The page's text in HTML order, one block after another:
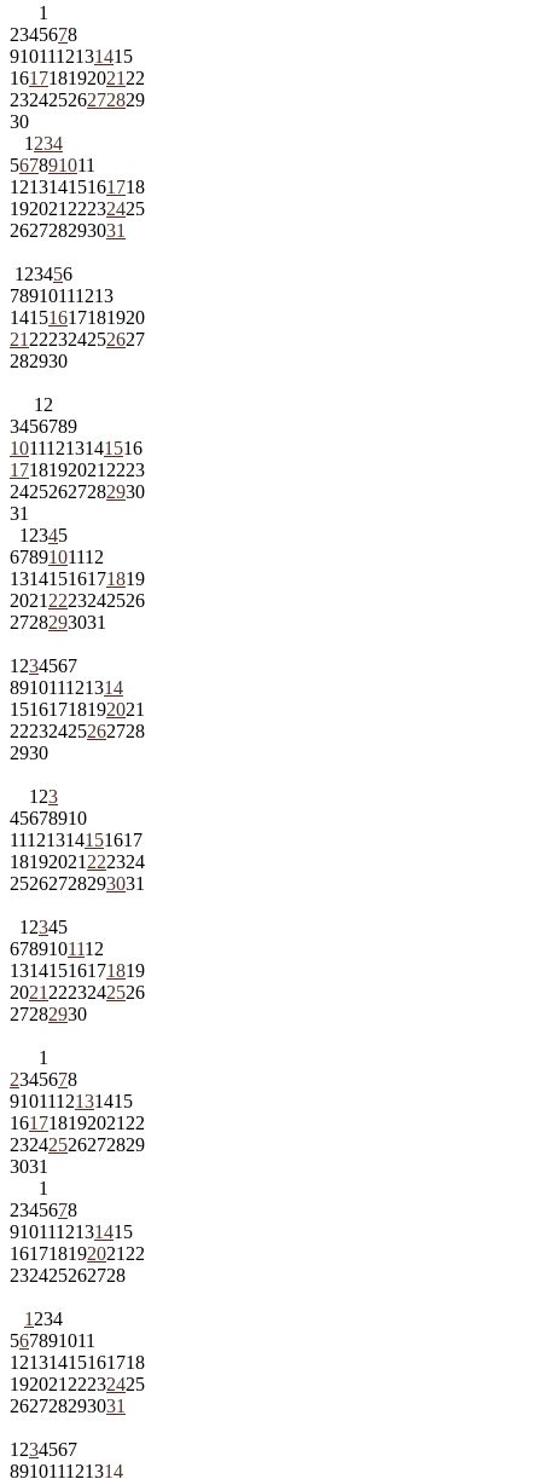
1
2345678
9101112131415
161718192021 22
23242526272829
30
1 234
567891011
12131415161718
192021 22232425
262728293031
1 23456
78910111213
14151617181920
21 222324252627
282930
1 2
3456789
10111213141516
1718192021 2223
24252627282930
31
1 2345
6789101112
13141516171819
2021 2223242526
2728293031
1 234567
891011121314
15161718192021
22232425262728
2930
1 23
45678910
11121314151617
18192021 222324
25262728293031
1 2345
6789101112
13141516171819
2021 2223242526
27282930
1
2345678
9101112131415
161718192021 22
23242526272829
3031
1
2345678
9101112131415
161718192021 22
232425262728
1 234
567891011
12131415161718
192021 22232425
262728293031
1 234567
891011121314